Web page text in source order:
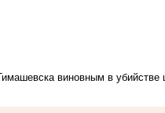
виновным в убийстве